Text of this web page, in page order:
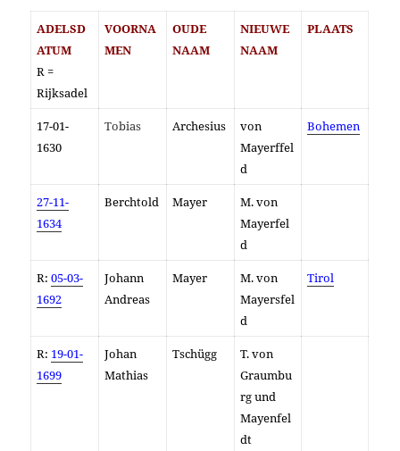
ADELSD
ATUM
R =
Rijksadel
VOORNA
MEN
OUDE
NAAM
NIEUWE
NAAM
PLAATS
17-01-
1630
Tobias Archesius
von
Mayerffel
d
Bohemen
27-11-
1634
Berchtold Mayer
M. von
Mayerfel
d
R:05-03-
1692
Johann
Andreas
Mayer
M. von
Mayersfel
d
Tirol
R: 19-01-
1699
Johan
Mathias
Tschügg
T. von
Graumbu
rg und
Mayenfel
dt